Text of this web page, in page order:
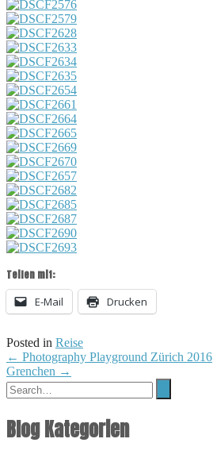
Teilen mit:
E-Mail
Drucken
Posted in Reise
Post
navigation
← Photography Playground Zürich 2016
Grenchen →
Blog Kategorien